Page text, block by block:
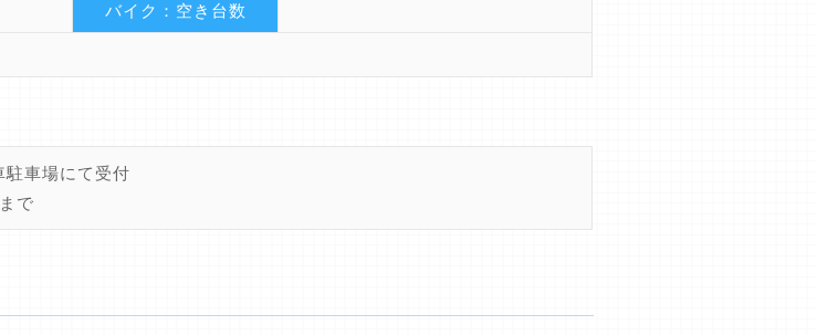
バイク：空き台数
駐車場にて受付
で